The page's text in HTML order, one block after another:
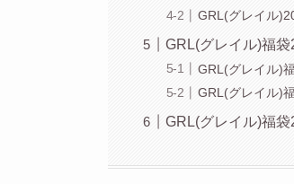
GRL(グレイル
GRL(グレイル)福
GRL(グレイル)
GRL(グレイル)
GRL(グレイル)福